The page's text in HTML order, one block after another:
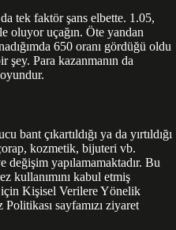
tek faktör şans elbette. 1.05,
oluyor uçağın. Öte yandan
650 oranı gördüğü oldu
şey. Para kazanmanın da
çıkartıldığı ya da yırtıldığı
kozmetik, bijuteri vb.
yapılamamaktadır. Bu
kullanımını kabul etmiş
için Kişisel Verilere Yönelik
sayfamızı ziyaret